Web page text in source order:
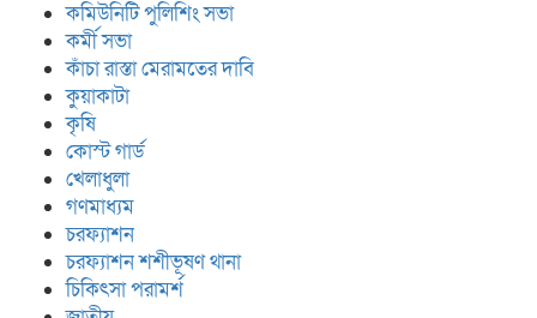
কমিউনিটি পুলিশিং সভা
কর্মী সভা
কাঁচা রাস্তা মেরামতের দাবি
কুয়াকাটা
কৃষি
কোস্ট গার্ড
খেলাধুলা
গণমাধ্যম
চরফ্যাশন
চরফ্যাশন শশীভূষণ থানা
চিকিৎসা পরামর্শ